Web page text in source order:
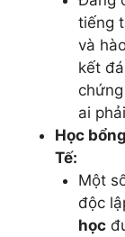
tiếng
và
kết
ai
Học
Tế:
Một
độc
học